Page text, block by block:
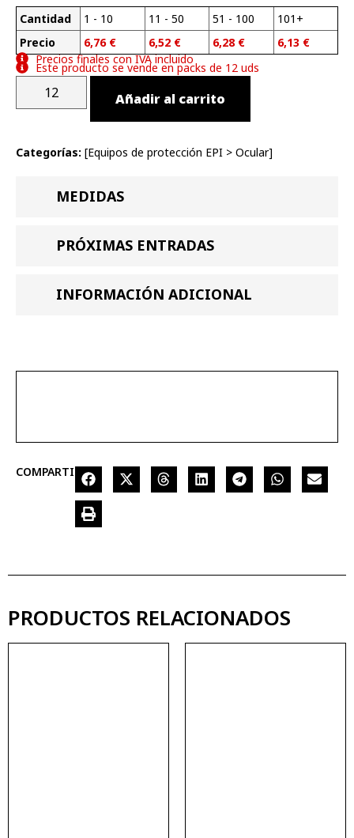
Cantidad
Precio
1 - 10
6,76 €
11 - 50
6,52 €
51 - 100
6,28 €
101+
6,13 €
Precios finales con IVA incluido
Este producto se vende en packs de 12 uds
Añadir al carrito
Categorías: [Equipos de protección EPI > Ocular]
MEDIDAS
PRÓXIMAS ENTRADAS
INFORMACIÓN ADICIONAL
COMPARTIR
PRODUCTOS RELACIONADOS